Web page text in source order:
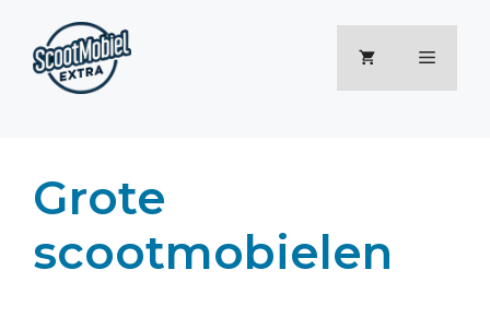
inhoud
Menu
Grote
scootmobielen